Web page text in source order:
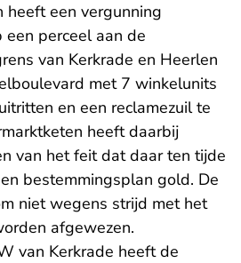
heeft een vergunning
perceel aan de
van Kerkrade en Heerlen
met 7 winkelunits
en een reclamezuil te
heeft daarbij
van het feit dat daar ten tijde
bestemmingsplan gold. De
niet wegens strijd met het
afgewezen.
van Kerkrade heeft de